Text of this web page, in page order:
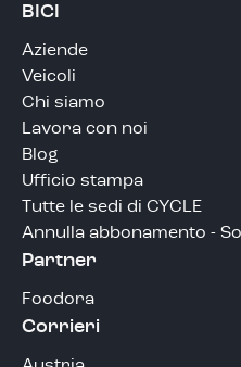
BICI
Aziende
Veicoli
Chi siamo
Lavora con noi
Blog
Ufficio stampa
Tutte le sedi di CYCLE
Annulla abbonamento -
Partner
Foodora
Corrieri